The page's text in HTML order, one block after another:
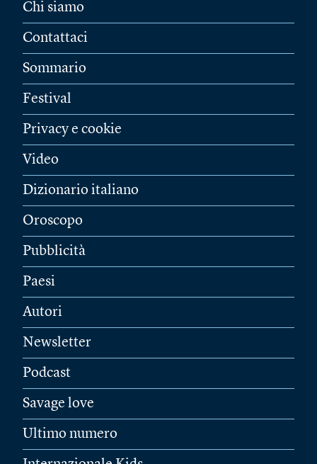
Chi siamo
Contattaci
Sommario
Festival
Privacy e cookie
Video
Dizionario italiano
Oroscopo
Pubblicità
Paesi
Autori
Newsletter
Podcast
Savage love
Ultimo numero